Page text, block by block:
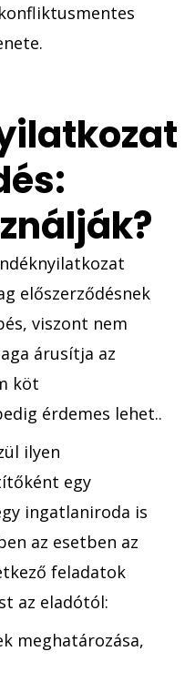
előszerződésnek
viszont nem
árusítja az
köt
érdemes lehet..
ilyen
egy
ingatlaniroda is
az esetben az
feladatok
az eladótól:
meghatározása,